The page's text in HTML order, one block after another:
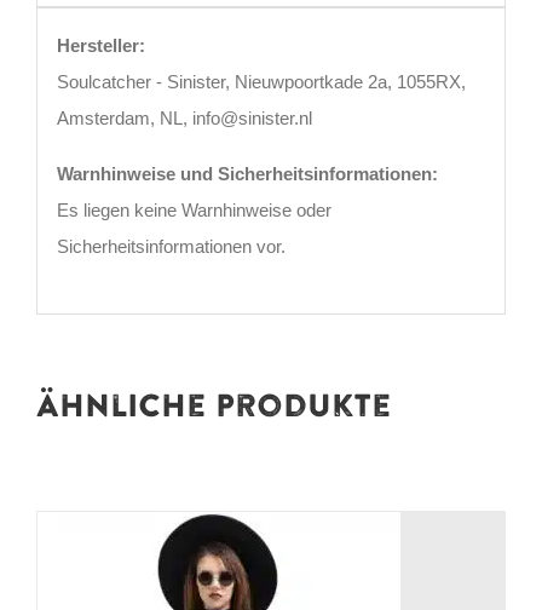
Hersteller:
Soulcatcher - Sinister, Nieuwpoortkade 2a, 1055RX,
Amsterdam, NL, info@sinister.nl
Warnhinweise und Sicherheitsinformationen:
Es liegen keine Warnhinweise oder
Sicherheitsinformationen vor.
Ähnliche Produkte